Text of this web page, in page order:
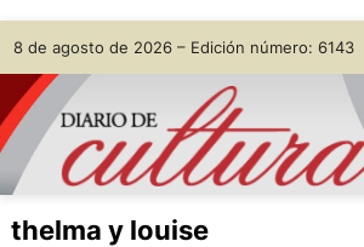
Skip
to
content
8 de agosto de 2026 – Edición número: 6143
thelma y louise